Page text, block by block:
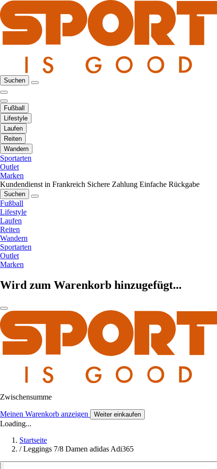
Suchen
Fußball
Lifestyle
Laufen
Reiten
Wandern
Sportarten
Outlet
Marken
Kundendienst in Frankreich Sichere Zahlung Einfache Rückgabe
Suchen
Fußball
Lifestyle
Laufen
Reiten
Wandern
Sportarten
Outlet
Marken
Wird zum Warenkorb hinzugefügt...
Zwischensumme
Meinen Warenkorb anzeigen Weiter einkaufen
Loading...
Startseite
/ Leggings 7/8 Damen adidas Adi365